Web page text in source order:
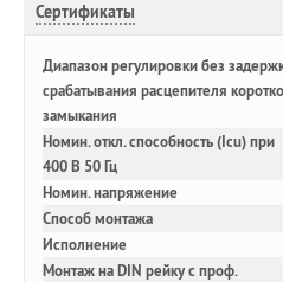
Сертификаты
Диапазон регулировки без
срабатывания расцепителя
замыкания
Номин. откл. способность (Icu) при
400 В 50 Гц
Номин. напряжение
Способ монтажа
Исполнение
Монтаж на DIN рейку с проф.